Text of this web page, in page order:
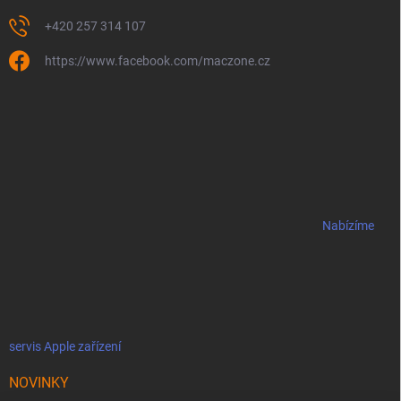
+420 257 314 107
https://www.facebook.com/maczone.cz
Nabízíme
servis Apple zařízení
NOVINKY